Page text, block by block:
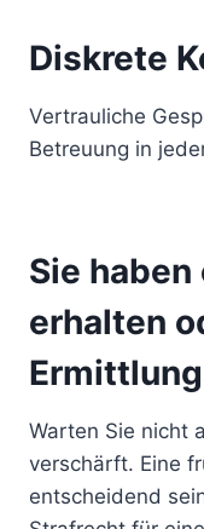
Diskrete
Vertrauliche
Betreuung in
Sie
erhalten
Warten Sie nicht
verschärft. Eine
entscheidend